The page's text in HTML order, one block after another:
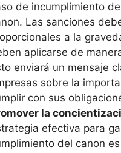
de incumplimiento
Las sanciones
a la
aplicarse de
enviará un mensaje
sobre la
con sus
la
efectiva para
del canon